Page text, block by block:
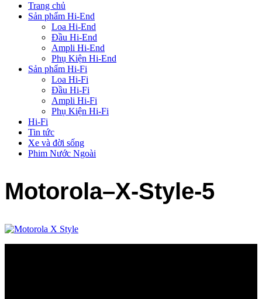
Trang chủ
Sản phẩm Hi-End
Loa Hi-End
Đầu Hi-End
Ampli Hi-End
Phụ Kiện Hi-End
Sản phẩm Hi-Fi
Loa Hi-Fi
Đầu Hi-Fi
Ampli Hi-Fi
Phụ Kiện Hi-Fi
Hi-Fi
Tin tức
Xe và đời sống
Phim Nước Ngoài
Motorola–X-Style-5